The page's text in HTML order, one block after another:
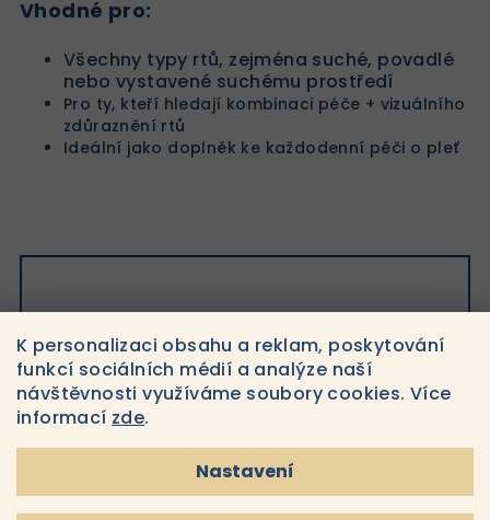
K personalizaci obsahu a reklam, poskytování
funkcí sociálních médií a analýze naší
návštěvnosti využíváme soubory cookies. Více
informací zde.
Nastavení
Vhodné pro:
Všechny typy rtů, zejména suché, povadlé
nebo vystavené suchému prostředí
Pro ty, kteří hledají kombinaci péče + vizuálního
zdůraznění rtů
Ideální jako doplněk ke každodenní péči o pleť
Doplňkové parametry
Kategorie:
40+